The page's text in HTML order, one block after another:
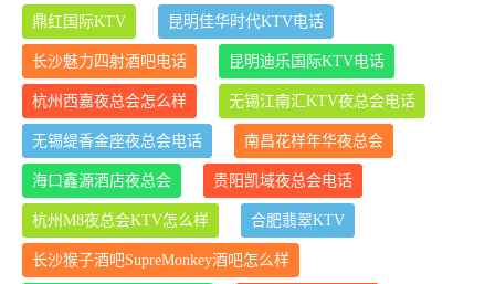
鼎红国际KTV 昆明佳华时代KTV电话
长沙魅力四射酒吧电话 昆明迪乐国际KTV电话
杭州西嘉夜总会怎么样 无锡江南汇KTV夜总会电话
无锡缇香金座夜总会电话 南昌花样年华夜总会
海口鑫源酒店夜总会 贵阳凯域夜总会电话
杭州M8夜总会KTV怎么样 合肥翡翠KTV
长沙猴子酒吧SupreMonkey酒吧怎么样